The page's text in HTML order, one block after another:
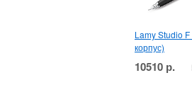
Lamy Studio
корпус)
10510 р.